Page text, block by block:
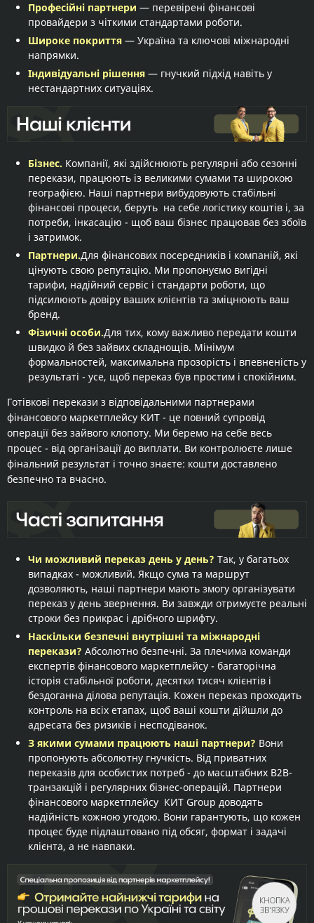
Професійні партнери — перевірені фінансові
провайдери з чіткими стандартами роботи.
Широке покриття — Україна та ключові міжнародні
напрямки.
Індивідуальні рішення — гнучкий підхід навіть у
нестандартних ситуаціях.
Бізнес. Компанії, які здійснюють регулярні або сезонні
перекази, працюють із великими сумами та широкою
географією. Наші партнери вибудовують стабільні
фінансові процеси, беруть на себе логістику коштів і, за
потреби, інкасацію - щоб ваш бізнес працював без збоїв
і затримок.
Партнери.Для фінансових посередників і компаній, які
цінують свою репутацію. Ми пропонуємо вигідні
тарифи, надійний сервіс і стандарти роботи, що
підсилюють довіру ваших клієнтів та зміцнюють ваш
бренд.
Фізичні особи.Для тих, кому важливо передати кошти
швидко й без зайвих складнощів. Мінімум
формальностей, максимальна прозорість і впевненість у
результаті - усе, щоб переказ був простим і спокійним.
Готівкові перекази з відповідальними партнерами
фінансового маркетплейсу КИТ - це повний супровід
операції без зайвого клопоту. Ми беремо на себе весь
процес - від організації до виплати. Ви контролюєте лише
фінальний результат і точно знаєте: кошти доставлено
безпечно та вчасно.
Чи можливий переказ день у день? Так, у багатьох
випадках - можливий. Якщо сума та маршрут
дозволяють, наші партнери мають змогу організувати
переказ у день звернення. Ви завжди отримуєте реальні
строки без прикрас і дрібного шрифту.
Наскільки безпечні внутрішні та міжнародні
перекази? Абсолютно безпечні. За плечима команди
експертів фінансового маркетплейсу - багаторічна
історія стабільної роботи, десятки тисяч клієнтів і
бездоганна ділова репутація. Кожен переказ проходить
контроль на всіх етапах, щоб ваші кошти дійшли до
адресата без ризиків і несподіванок.
З якими сумами працюють наші партнери? Вони
пропонують абсолютну гнучкість. Від приватних
переказів для особистих потреб - до масштабних B2B-
транзакцій і регулярних бізнес-операцій. Партнери
фінансового маркетплейсу КИТ Group доводять
надійність кожною угодою. Вони гарантують, що кожен
процес буде підлаштовано під обсяг, формат і задачі
клієнта, а не навпаки.
КНОПКА
ЗВ'ЯЗКУ